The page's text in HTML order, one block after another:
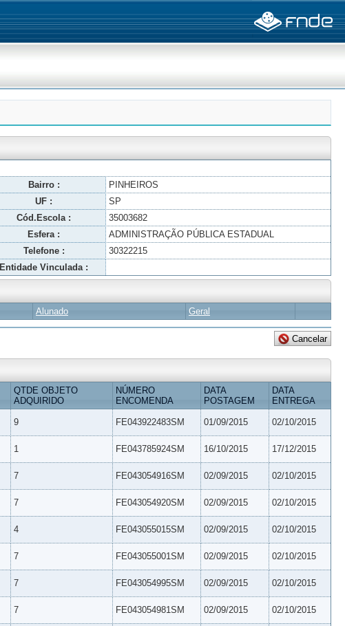
Bairro :
PINHEIROS
UF :
SP
Cód.Escola :
35003682
Esfera :
ADMINISTRAÇÃO PÚBLICA ESTADUAL
Telefone :
30322215
Entidade Vinculada :
Alunado Geral
QTDE OBJETO
ADQUIRIDO
NÚMERO
ENCOMENDA
DATA
POSTAGEM
DATA
ENTREGA
9 FE043922483SM 01/09/2015 02/10/2015
1 FE043785924SM 16/10/2015 17/12/2015
7 FE043054916SM 02/09/2015 02/10/2015
7 FE043054920SM 02/09/2015 02/10/2015
4 FE043055015SM 02/09/2015 02/10/2015
7 FE043055001SM 02/09/2015 02/10/2015
7 FE043054995SM 02/09/2015 02/10/2015
7 FE043054981SM 02/09/2015 02/10/2015